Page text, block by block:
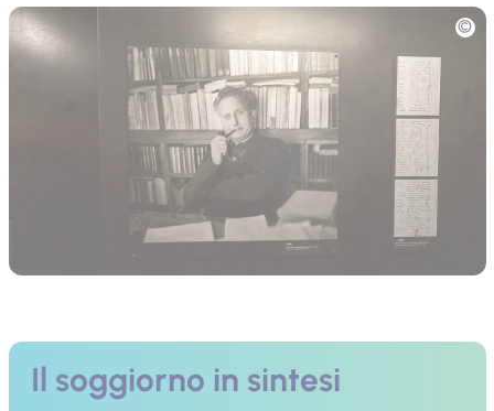
Foto
Il soggiorno in sintesi